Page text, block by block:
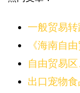
一般贸易
《海南自
自由贸易
出口宠物